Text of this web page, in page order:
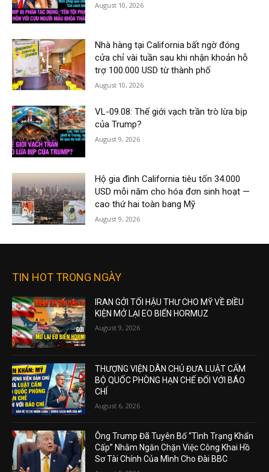
August 10, 2026
Nhà hàng tại California bất ngờ đóng
cửa chỉ vài tuần sau khi nhận khoản hỗ
trợ 100.000 USD từ thành phố
August 10, 2026
VL-09.08: Thế giới vạch trần trò lừa bịp
của Trump?
August 9, 2026
Hộ gia đình California tiêu tốn 34.000
USD mỗi năm cho hóa đơn sinh hoạt —
cao thứ hai toàn bang Mỹ
August 9, 2026
TIN HOT TRONG NGÀY
IRAN GỞI TỐI HẬU THƯ CHO MỸ VỀ ĐIỀU
KIỆN MỞ LẠI EO BIỂN HORMUZ
August 9, 2026
THƯỢNG VIỆN DÂN CHỦ ĐƯA LUẬT CẤM
BỘ QUỐC PHÒNG HẠN CHẾ ĐỐI VỚI BÁO
CHÍ
August 6, 2026
Ông Trump Đã Tuyên Bố “Tình Trạng Khẩn
Cấp” Nhằm Ngăn Chặn Việc Công Khai Hồ
Sơ Tài Chính Của Mình Cho Đài BBC